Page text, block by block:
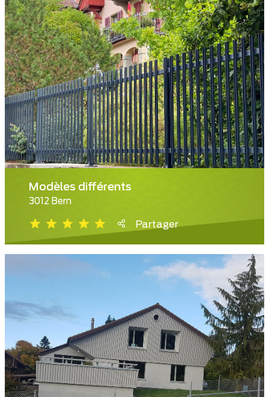
Modèles différents
3012 Bern
Partager